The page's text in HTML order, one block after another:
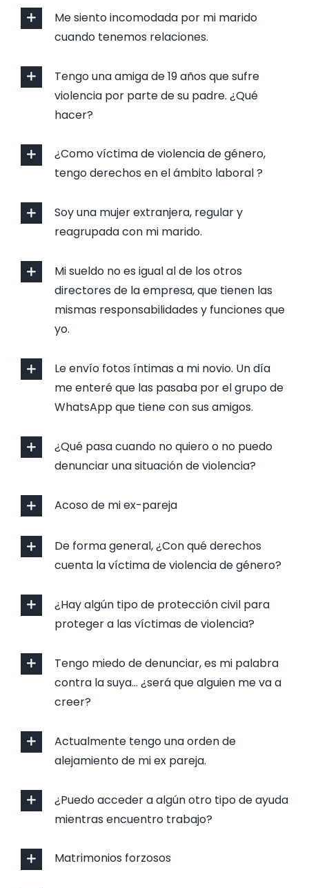
Me siento incomodada por mi marido
cuando tenemos relaciones.
Tengo una amiga de 19 años que sufre
violencia por parte de su padre. ¿Qué
hacer?
¿Como víctima de violencia de género,
tengo derechos en el ámbito laboral ?
Soy una mujer extranjera, regular y
reagrupada con mi marido.
Mi sueldo no es igual al de los otros
directores de la empresa, que tienen las
mismas responsabilidades y funciones que
yo.
Le envío fotos íntimas a mi novio. Un día
me enteré que las pasaba por el grupo de
WhatsApp que tiene con sus amigos.
¿Qué pasa cuando no quiero o no puedo
denunciar una situación de violencia?
Acoso de mi ex-pareja
De forma general, ¿Con qué derechos
cuenta la víctima de violencia de género?
¿Hay algún tipo de protección civil para
proteger a las víctimas de violencia?
Tengo miedo de denunciar, es mi palabra
contra la suya… ¿será que alguien me va a
creer?
Actualmente tengo una orden de
alejamiento de mi ex pareja.
¿Puedo acceder a algún otro tipo de ayuda
mientras encuentro trabajo?
Matrimonios forzosos